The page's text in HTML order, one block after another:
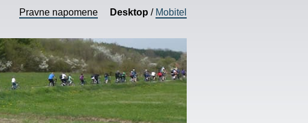
Pravne napomene Desktop / Mobitel